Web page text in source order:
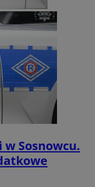
Sosnowcu.